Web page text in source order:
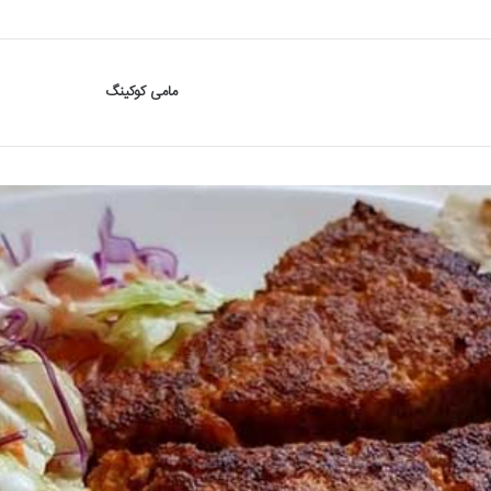
مامی کوکینگ